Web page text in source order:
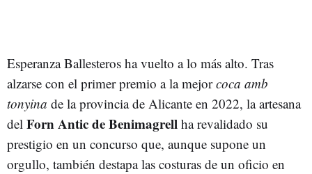
Esperanza Ballesteros ha vuelto a lo más alto. Tras
alzarse con el primer premio a la mejorcoca amb
tonyina de la provincia de Alicante en 2022, la artesana
del Forn Antic de Benimagrell ha revalidado su
prestigio en un concurso que, aunque supone un
orgullo, también destapa las costuras de un oficio en